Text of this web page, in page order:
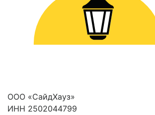
ООО «СайдХауз»
ИНН 2502044799